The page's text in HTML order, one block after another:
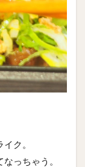
ク。
っちゃう。